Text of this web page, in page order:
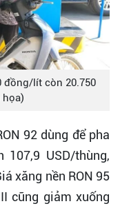
đồng/lít còn 20.750
92 dùng để pha
107,9 USD/thùng,
xăng nền RON 95
cũng giảm xuống